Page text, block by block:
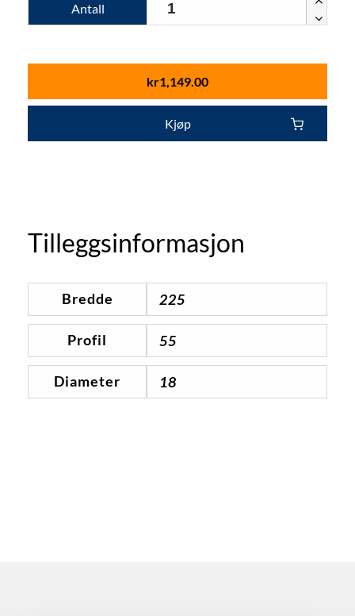
Antall
kr1,149.00
Kjøp
Tilleggsinformasjon
Bredde 225
Profil 55
Diameter 18